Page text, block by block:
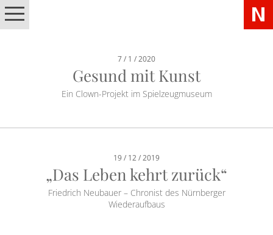
7 / 1 / 2020
Gesund mit Kunst
Ein Clown-Projekt im Spielzeugmuseum
19 / 12 / 2019
„Das Leben kehrt zurück“
Friedrich Neubauer – Chronist des Nürnberger
Wiederaufbaus